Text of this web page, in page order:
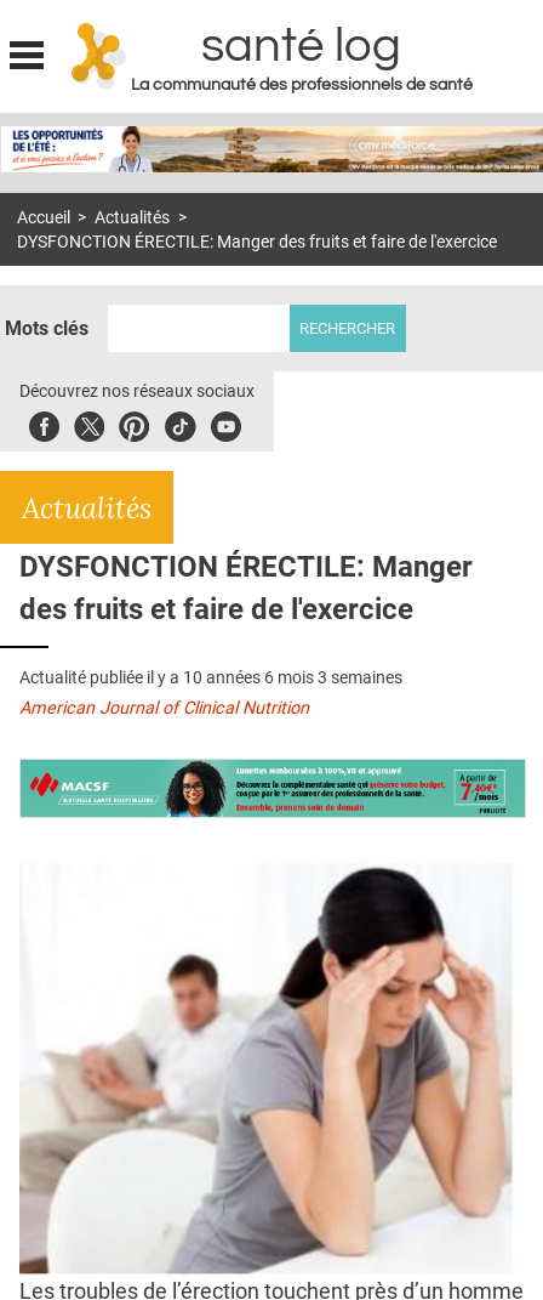
Jump to navigation
santé log
La communauté des professionnels de santé
MON COMPTE
S'ABONNER À LA REVUE SOIN À DOMICILE
DOSSIERS
E-REVUE SAD
L'APP
QUI SOMMES-NOUS ?
PUBLICITÉ
CONDITIONS GÉNÉRALES
CONTACT
Accueil > Actualités >
DYSFONCTION ÉRECTILE: Manger des fruits et faire de l'exercice
Mots clés
Découvrez nos réseaux sociaux
FacebookTwitterPinterest
TiktokYoubute
Actualités
DYSFONCTION ÉRECTILE: Manger
des fruits et faire de l'exercice
Actualité publiée il y a 10 années 6 mois 3 semaines
American Journal of Clinical Nutrition
Les troubles de l’érection touchent près d’un homme